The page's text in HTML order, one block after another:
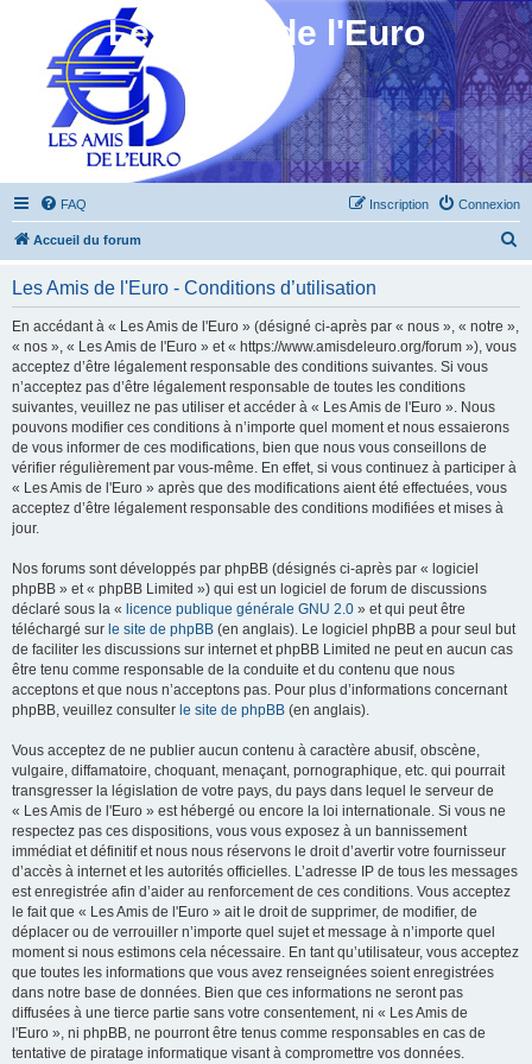
Les Amis de l'Euro
FAQ Connexion
Inscription
Accueil du forum
Les Amis de l'Euro - Conditions d’utilisation
En accédant à « Les Amis de l'Euro » (désigné ci-après par « nous », « notre »,
« nos », « Les Amis de l'Euro » et « https://www.amisdeleuro.org/forum »), vous
acceptez d’être légalement responsable des conditions suivantes. Si vous
n’acceptez pas d’être légalement responsable de toutes les conditions
suivantes, veuillez ne pas utiliser et accéder à « Les Amis de l'Euro ». Nous
pouvons modifier ces conditions à n’importe quel moment et nous essaierons
de vous informer de ces modifications, bien que nous vous conseillons de
vérifier régulièrement par vous-même. En effet, si vous continuez à participer à
« Les Amis de l'Euro » après que des modifications aient été effectuées, vous
acceptez d’être légalement responsable des conditions modifiées et mises à
jour.
Nos forums sont développés par phpBB (désignés ci-après par « logiciel
phpBB » et « phpBB Limited ») qui est un logiciel de forum de discussions
déclaré sous la « licence publique générale GNU 2.0 » et qui peut être
téléchargé sur le site de phpBB (en anglais). Le logiciel phpBB a pour seul but
de faciliter les discussions sur internet et phpBB Limited ne peut en aucun cas
être tenu comme responsable de la conduite et du contenu que nous
acceptons et que nous n’acceptons pas. Pour plus d’informations concernant
phpBB, veuillez consulter le site de phpBB (en anglais).
Vous acceptez de ne publier aucun contenu à caractère abusif, obscène,
vulgaire, diffamatoire, choquant, menaçant, pornographique, etc. qui pourrait
transgresser la législation de votre pays, du pays dans lequel le serveur de
« Les Amis de l'Euro » est hébergé ou encore la loi internationale. Si vous ne
respectez pas ces dispositions, vous vous exposez à un bannissement
immédiat et définitif et nous nous réservons le droit d’avertir votre fournisseur
d’accès à internet et les autorités officielles. L’adresse IP de tous les messages
est enregistrée afin d’aider au renforcement de ces conditions. Vous acceptez
le fait que « Les Amis de l'Euro » ait le droit de supprimer, de modifier, de
déplacer ou de verrouiller n’importe quel sujet et message à n’importe quel
moment si nous estimons cela nécessaire. En tant qu’utilisateur, vous acceptez
que toutes les informations que vous avez renseignées soient enregistrées
dans notre base de données. Bien que ces informations ne seront pas
diffusées à une tierce partie sans votre consentement, ni « Les Amis de
l'Euro », ni phpBB, ne pourront être tenus comme responsables en cas de
tentative de piratage informatique visant à compromettre vos données.